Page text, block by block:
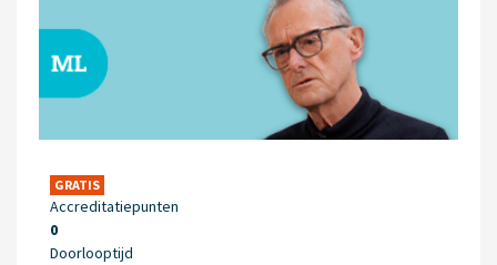
GRATIS
Accreditatiepunten
0
Doorlooptijd